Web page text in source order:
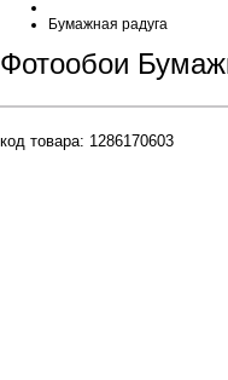
Бумажная радуга
Фотообои
код товара: 1286170603